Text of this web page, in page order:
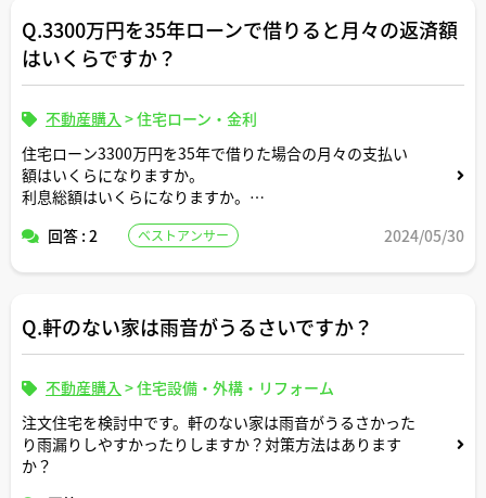
Q.3300万円を35年ローンで借りると月々の返済額
はいくらですか？
不動産購入 >住宅ローン・金利
住宅ローン3300万円を35年で借りた場合の月々の支払い
額はいくらになりますか。
利息総額はいくらになりますか。
返済条件や金利条件等は適当な形で設定していただいて構
回答 : 2 ベストアンサー 2024/05/30
Q.軒のない家は雨音がうるさいですか？
不動産購入 >住宅設備・外構・リフォーム
注文住宅を検討中です。軒のない家は雨音がうるさかった
り雨漏りしやすかったりしますか？対策方法はあります
か？